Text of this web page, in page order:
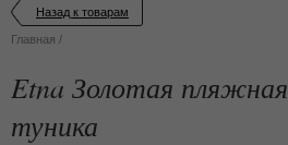
Назад к товарам
Главная /
Etna Золотая пляжная
туника